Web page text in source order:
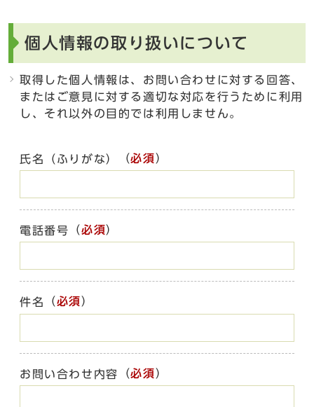
個人情報の取り扱いについて
取得した個人情報は、お問い合わせに対する回答、
またはご意見に対する適切な対応を行うために利用
し、それ以外の目的では利用しません。
氏名（ふりがな） （必須）
電話番号 （必須）
件名 （必須）
お問い合わせ内容 （必須）